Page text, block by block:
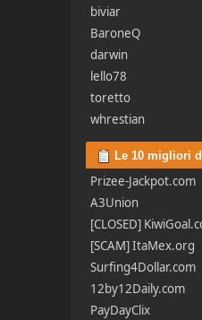
biviar
BaroneQ
darwin
lello78
toretto
whrestian
Le 10 migliori
Prizee-Jackpot.com
A3Union
[CLOSED]
[SCAM] ItaMex.org
Surfing4Dollar.com
12by12Daily.com
PayDayClix